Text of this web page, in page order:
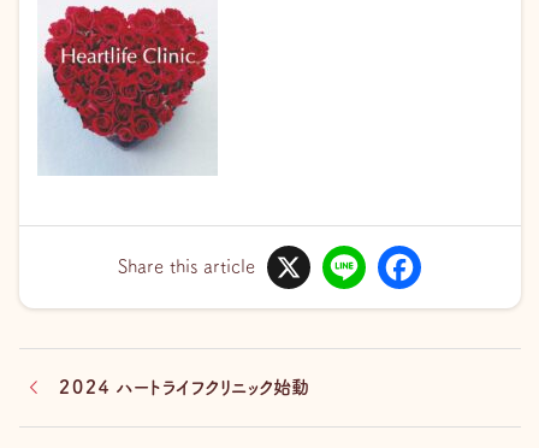
Share this article
X L
ne
o
２０２４ ハートライフクリニック始動